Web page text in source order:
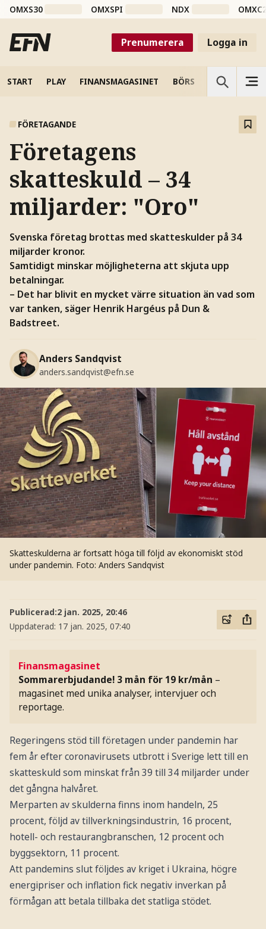
OMXS30 OMXSPI NDX
Prenumerera Logga in
START PLAY FINANSMAGASINET BÖRS VETENSKAP
FÖRETAGANDE
Företagens
skatteskuld – 34
miljarder: "Oro"
Svenska företag brottas med skatteskulder på 34
miljarder kronor.
Samtidigt minskar möjligheterna att skjuta upp
betalningar.
– Det har blivit en mycket värre situation än vad som
var tanken, säger Henrik Hargéus på Dun &
Badstreet.
Anders Sandqvist
anders.sandqvist@efn.se
Skatteskulderna är fortsatt höga till följd av ekonomiskt stöd
under pandemin. Foto: Anders Sandqvist
Publicerad:2 jan. 2025, 20:46
Uppdaterad: 17 jan. 2025, 07:40
Finansmagasinet
Sommarerbjudande! 3 mån för 19 kr/mån –
magasinet med unika analyser, intervjuer och
reportage.
Regeringens stöd till företagen under pandemin har
fem år efter coronavirusets utbrott i Sverige lett till en
skatteskuld som minskat från 39 till 34 miljarder under
det gångna halvåret.
Merparten av skulderna finns inom handeln, 25
procent, följd av tillverkningsindustrin, 16 procent,
hotell- och restaurangbranschen, 12 procent och
byggsektorn, 11 procent.
Att pandemins slut följdes av kriget i Ukraina, högre
energipriser och inflation fick negativ inverkan på
förmågan att betala tillbaka det statliga stödet.